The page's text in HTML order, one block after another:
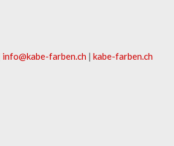
info@kabe-farben.ch | kabe-farben.ch